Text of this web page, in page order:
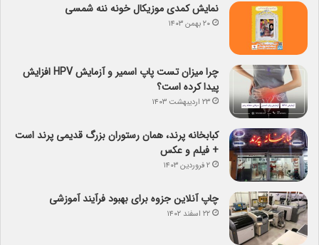
نمایش کمدی موزیکال خونه ننه شمسی
۲۰ بهمن ۱۴۰۳
چرا میزان تست پاپ اسمیر و آزمایش HPV افزایش
پیدا کرده است؟
۲۳ اردیبهشت ۱۴۰۳
کبابخانه پرند، همان رستوران بزرگ قدیمی پرند است
+ فیلم و عکس
۲ فروردین ۱۴۰۳
چاپ آنلاین جزوه برای بهبود فرآیند آموزشی
۲۲ اسفند ۱۴۰۲